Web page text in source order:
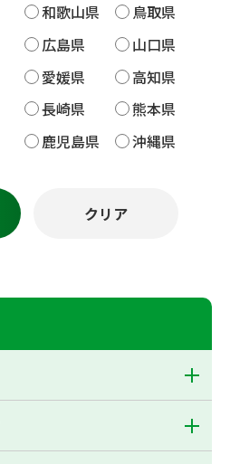
和歌山県
鳥取県
広島県
山口県
愛媛県
高知県
長崎県
熊本県
鹿児島県 沖縄県